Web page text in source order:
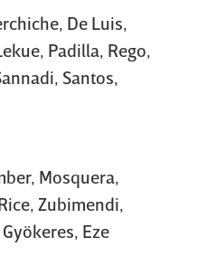
De Luis,
Padilla, Rego,
Santos,
Mosquera,
Zubimendi,
Eze